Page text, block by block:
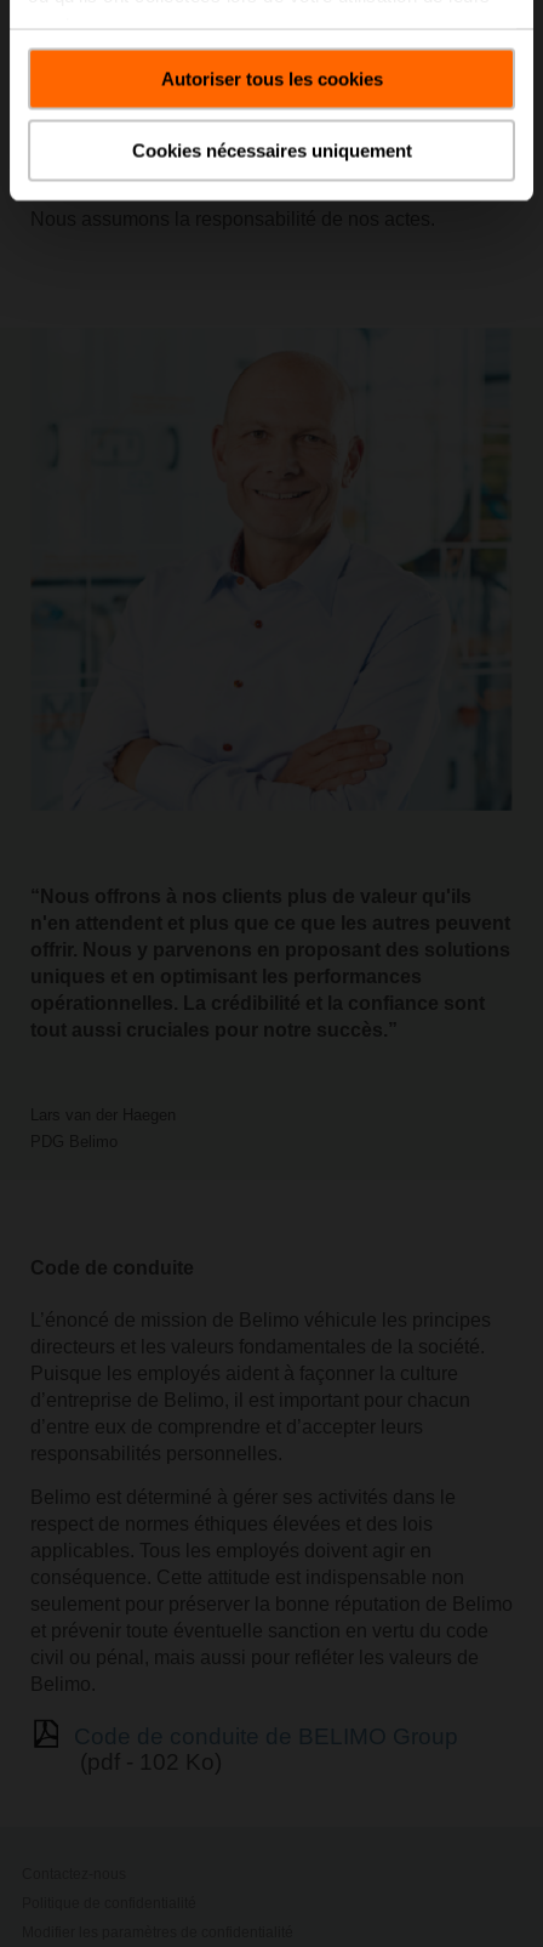
Autoriser tous les cookies
Cookies nécessaires uniquement
La confiance et l'intégrité sont les fondements de notre
culture Belimo et nos actes correspondent à nos
Nous valorisons l'individualité en traitant chaque
personne avec respect et de manière juste et équitable.
Code de conduite
L’énoncé de mission de Belimo véhicule les principes
directeurs et les valeurs fondamentales de la société.
Puisque les employés aident à façonner la culture
d’entreprise de Belimo, il est important pour chacun
d’entre eux de comprendre et d’accepter leurs
responsabilités personnelles.
Belimo est déterminé à gérer ses activités dans le
respect de normes éthiques élevées et des lois
applicables. Tous les employés doivent agir en
conséquence. Cette attitude est indispensable non
seulement pour préserver la bonne réputation de Belimo
et prévenir toute éventuelle sanction en vertu du code
civil ou pénal, mais aussi pour refléter les valeurs de
Belimo.
(pdf - 102 Ko)